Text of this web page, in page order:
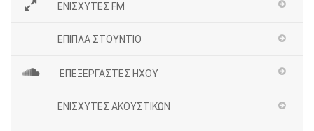
ΕΝΙΣΧΥΤΕΣ FM
ΕΠΙΠΛΑ ΣΤΟΥΝΤΙΟ
ΕΠΕΞΕΡΓΑΣΤΕΣ ΗΧΟΥ
ΕΝΙΣΧΥΤΕΣ ΑΚΟΥΣΤΙΚΩΝ